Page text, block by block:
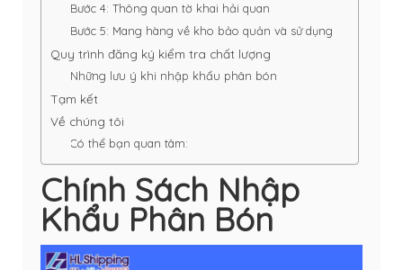
Bước 4: Thông quan tờ khai hải quan
Bước 5: Mang hàng về kho bảo quản và sử dụng
Quy trình đăng ký kiểm tra chất lượng
Những lưu ý khi nhập khẩu phân bón
Tạm kết
Về chúng tôi
Có thể bạn quan tâm:
Chính Sách Nhập
Khẩu Phân Bón